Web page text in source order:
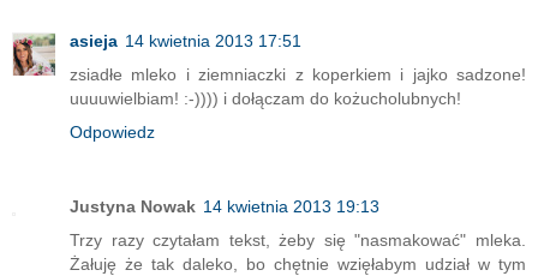
asieja 14 kwietnia 2013 17:51
zsiadłe mleko i ziemniaczki z koperkiem i jajko sadzone!
uuuuwielbiam! :-)))) i dołączam do kożucholubnych!
Odpowiedz
Justyna Nowak 14 kwietnia 2013 19:13
Trzy razy czytałam tekst, żeby się "nasmakować" mleka.
Żałuję że tak daleko, bo chętnie wzięłabym udział w tym